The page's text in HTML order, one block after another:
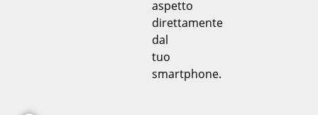
aspetto
direttamente
dal
tuo
smartphone.